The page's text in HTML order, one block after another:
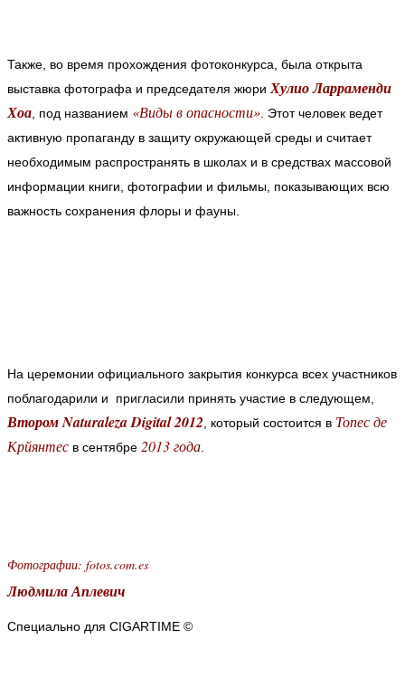
Также, во время прохождения фотоконкурса, была открыта
выставка фотографа и председателя жюри Хулио Ларраменди
Хоа , под названием «Виды в опасности» . Этот человек ведет
активную пропаганду в защиту окружающей среды и считает
необходимым распространять в школах и в средствах массовой
информации книги, фотографии и фильмы, показывающих всю
важность сохранения флоры и фауны.
На церемонии официального закрытия конкурса всех участников
поблагодарили и пригласили принять участие в следующем,
Втором Naturaleza Digital 2012 , который состоится в Топес де
Крйянтес в сентябре 2013 года
Фотографии: fotos.com.es
Людмила Аплевич
Специально для CIGARTIME ©